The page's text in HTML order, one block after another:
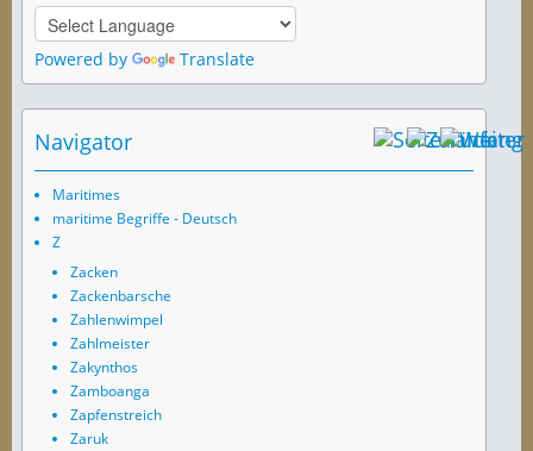
Powered by Translate
Navigator
Maritimes
maritime Begriffe - Deutsch
Z
Zacken
Zackenbarsche
Zahlenwimpel
Zahlmeister
Zakynthos
Zamboanga
Zapfenstreich
Zaruk